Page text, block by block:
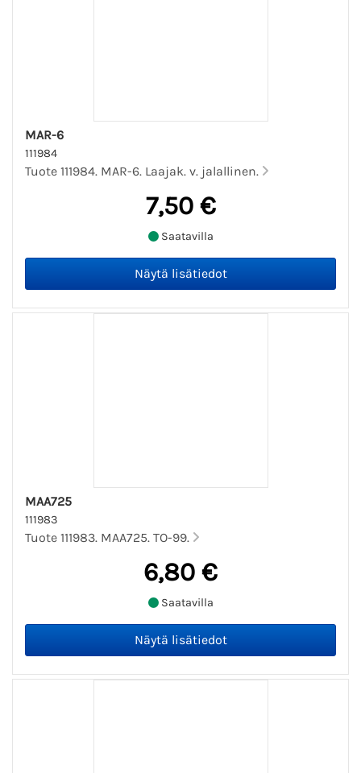
MAR-6
111984
Tuote 111984. MAR-6. Laajak. v. jalallinen.
7,50 €
Saatavilla
MAA725
111983
Tuote 111983. MAA725. TO-99.
6,80 €
Saatavilla